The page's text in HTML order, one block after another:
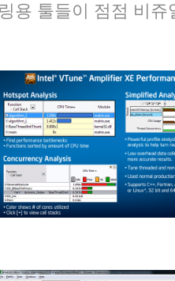
용 툴들이 점점 비